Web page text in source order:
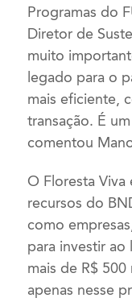
Programas do
Diretor de
muito
legado para o
mais eficiente,
transação. É
comentou
O Floresta Viva
recursos do
como
para investir
mais de R$
apenas nesse